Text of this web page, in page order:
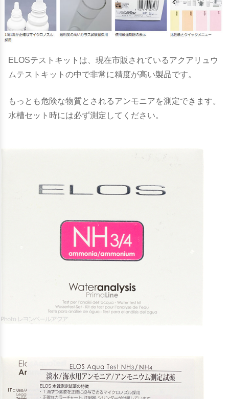
ELOSテストキットは、現在市販されているアクアリュウ
ムテストキットの中で非常に精度が高い製品です。
もっとも危険な物質とされるアンモニアを測定できます。
水槽セット時には必ず測定してください。